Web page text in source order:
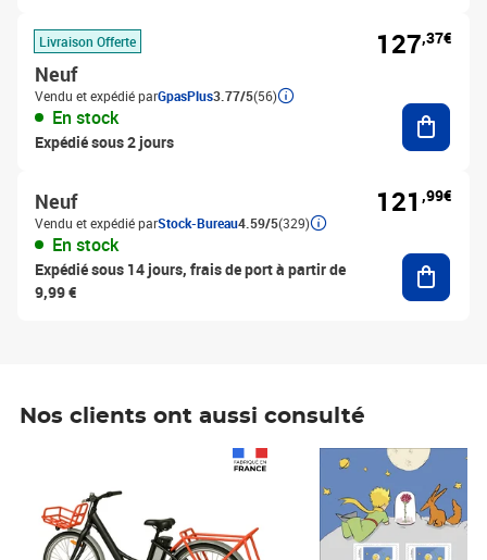
Livraison Offerte
Neuf
Vendu et expédié parGpasPlus3.77/5(56)
En stock
Expédié sous 2 jours
127,37€
Neuf
Vendu et expédié parStock-Bureau4.59/5(329)
En stock
Expédié sous 14 jours, frais de port à partir de
9,99 €
121 ,99€
Nos clients ont aussi consulté
Prix 7,50€